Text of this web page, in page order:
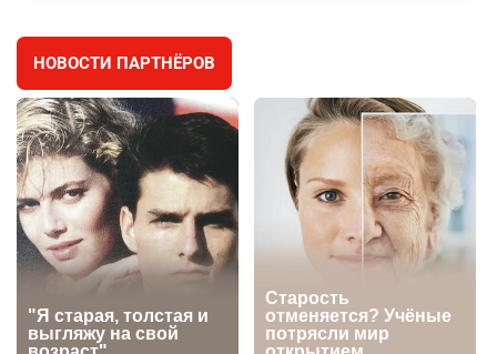
⚠️ Доброе утро, друзья! Предлагаем обзор
главных новостей за 4 августа
2693 0 1
5
🗣Глава государства направил телеграмму
соболезнования родным и близким Халық
қаһарманы Ивана Гапича
2699 2 42
6
🇫🇷 Клуб ПСЖ объявил об открытии своей
футбольной академии в Астане
НОВОСТИ ПАРТНЁРОВ